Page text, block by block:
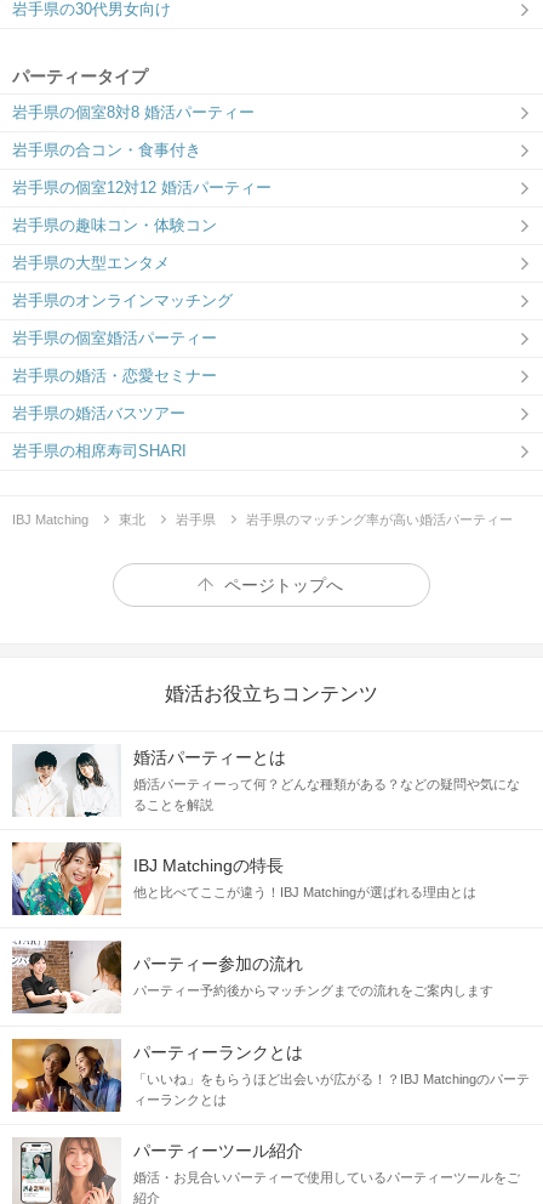
岩手県の30代男女向け
パーティータイプ
岩手県の個室8対8 婚活パーティー
岩手県の合コン・食事付き
岩手県の個室12対12 婚活パーティー
岩手県の趣味コン・体験コン
岩手県の大型エンタメ
岩手県のオンラインマッチング
岩手県の個室婚活パーティー
岩手県の婚活・恋愛セミナー
岩手県の婚活バスツアー
岩手県の相席寿司SHARI
IBJ Matching 東北 岩手県 岩手県のマッチング率が高い婚活パーティー
ページトップへ
婚活お役立ちコンテンツ
婚活パーティーとは
婚活パーティーって何？どんな種類がある？などの疑問や気にな
ることを解説
IBJ Matchingの特長
他と比べてここが違う！IBJ Matchingが選ばれる理由とは
パーティー参加の流れ
パーティー予約後からマッチングまでの流れをご案内します
パーティーランクとは
「いいね」をもらうほど出会いが広がる！？IBJ Matchingのパーテ
ィーランクとは
パーティーツール紹介
婚活・お見合いパーティーで使用しているパーティーツールをご
紹介